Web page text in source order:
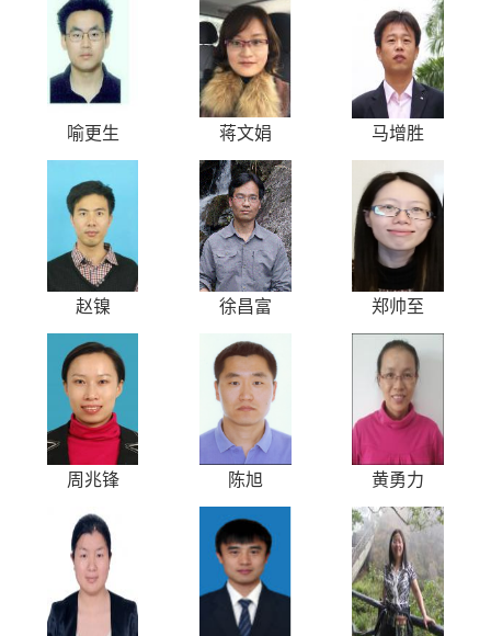
喻更生 蒋文娟 马增胜
赵镍 徐昌富 郑帅至
周兆锋 陈旭 黄勇力